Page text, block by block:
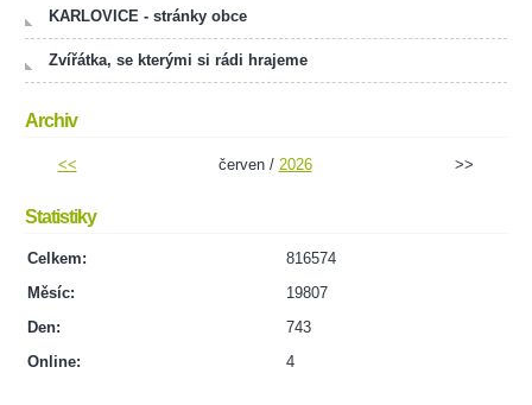
KARLOVICE - stránky obce
Zvířátka, se kterými si rádi hrajeme
Archiv
<< červen / 2026 >>
Statistiky
Online: 4
Celkem:
816574
Měsíc:
19807
Den:
743